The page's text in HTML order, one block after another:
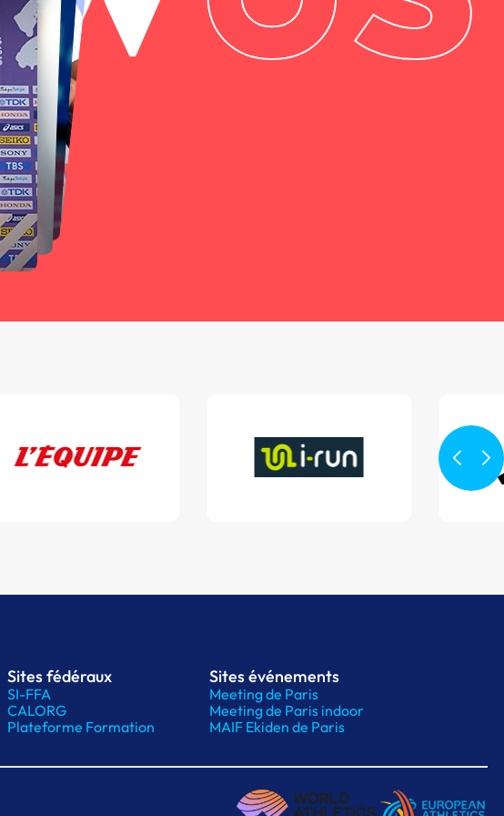
Sites fédéraux
SI-FFA
CALORG
Plateforme Formation
Sites événements
Meeting de Paris
Meeting de Paris indoor
MAIF Ekiden de Paris